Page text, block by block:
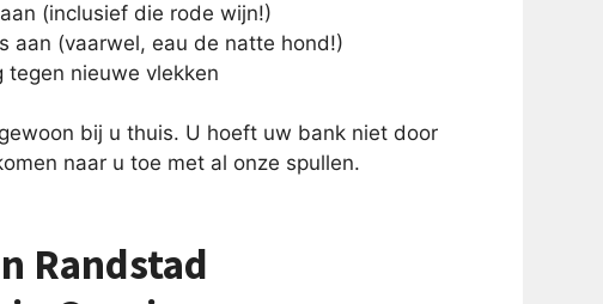
(inclusief die rode wijn!)
aan (vaarwel, eau de natte hond!)
tegen nieuwe vlekken
bij u thuis. U hoeft uw bank niet door
naar u toe met al onze spullen.
Randstad